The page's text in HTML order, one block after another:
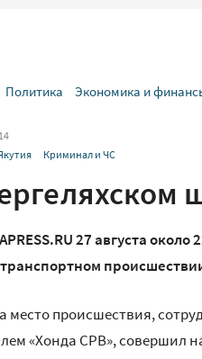
Политика Экономика и
Криминал и ЧС
27 августа
место происшествия,
«Хонда СРВ», совершил